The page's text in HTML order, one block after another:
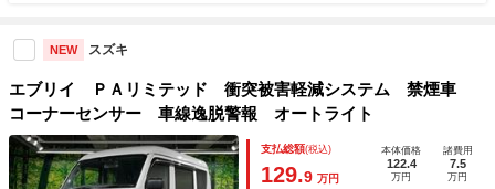
NEW スズキ
エブリイ ＰＡリミテッド 衝突被害軽減システム 禁煙車
コーナーセンサー 車線逸脱警報 オートライト
支払総額(税込)
129.9 万円
本体価格
122.4
万円
諸費用
7.5
万円